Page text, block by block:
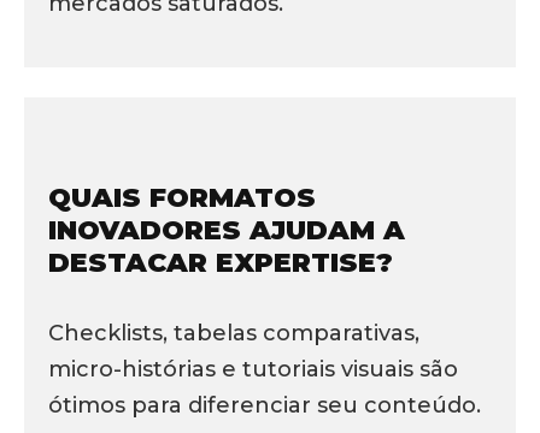
QUAIS FORMATOS
INOVADORES AJUDAM A
DESTACAR EXPERTISE?
Checklists, tabelas comparativas,
micro-histórias e tutoriais visuais são
ótimos para diferenciar seu conteúdo.